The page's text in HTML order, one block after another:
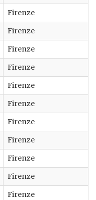
Firenze
Firenze
Firenze
Firenze
Firenze
Firenze
Firenze
Firenze
Firenze
Firenze
Firenze